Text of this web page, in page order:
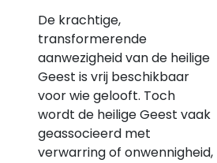
De krachtige,
transformerende
aanwezigheid van de heilige
Geest is vrij beschikbaar
voor wie gelooft. Toch
wordt de heilige Geest vaak
geassocieerd met
verwarring of onwennigheid,